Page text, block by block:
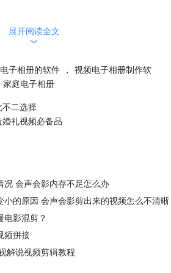
展开阅读全文
︾
子相册的软件 ，
视频电子相册制作软
家庭电子相册
不二选择
礼视频必备品
况 会声会影内存不足怎么办
小的原因 会声会影剪出来的视频怎么不清晰
电影混剪？
频拼接
解说视频剪辑教程